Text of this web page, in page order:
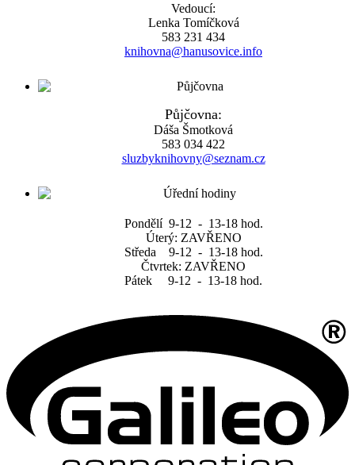
Vedoucí:
Lenka Tomíčková
583 231 434
knihovna@hanusovice.info
Půjčovna:
Dáša Šmotková
583 034 422
sluzbyknihovny@seznam.cz
Pondělí 9-12 - 13-18 hod.
Úterý: ZAVŘENO
Středa 9-12 - 13-18 hod.
Čtvrtek: ZAVŘENO
Pátek 9-12 - 13-18 hod.